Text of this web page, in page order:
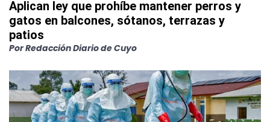
Aplican ley que prohíbe mantener perros y
gatos en balcones, sótanos, terrazas y
patios
PorRedacción Diario de Cuyo